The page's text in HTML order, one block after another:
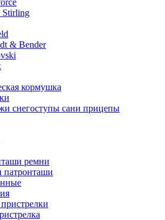
& Bender
кормушка
снегоступы сани прицепы
ремни